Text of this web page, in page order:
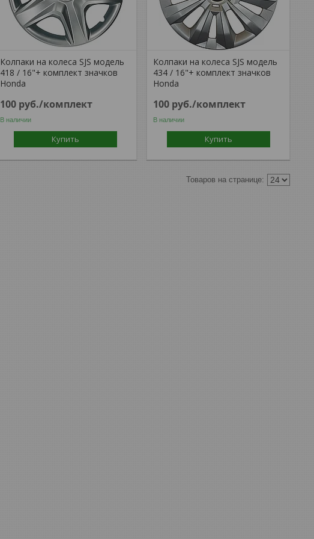
Колпаки на колеса SJS модель
418 / 16"+ комплект значков
Honda
100 руб./комплект
В наличии
Купить
Колпаки на колеса SJS модель
434 / 16"+ комплект значков
Honda
100 руб./комплект
В наличии
Купить